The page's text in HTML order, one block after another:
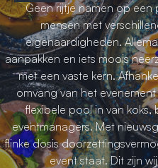
Geen rijtje namen op een
mensen met
eigenaardigheden.
aanpakken en iets moois
met een vaste kern.
omvang van het
flexibele pool in van koks,
eventmanagers. Met
flinke dosis
event staat. Dit zijn